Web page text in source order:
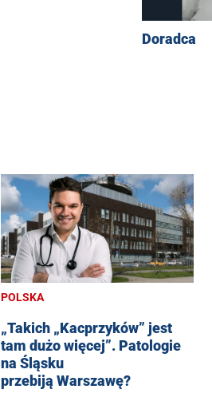
Doradca
POLSKA
„Takich „Kacprzyków” jest
tam dużo więcej”. Patologie
na Śląsku
przebiją Warszawę?